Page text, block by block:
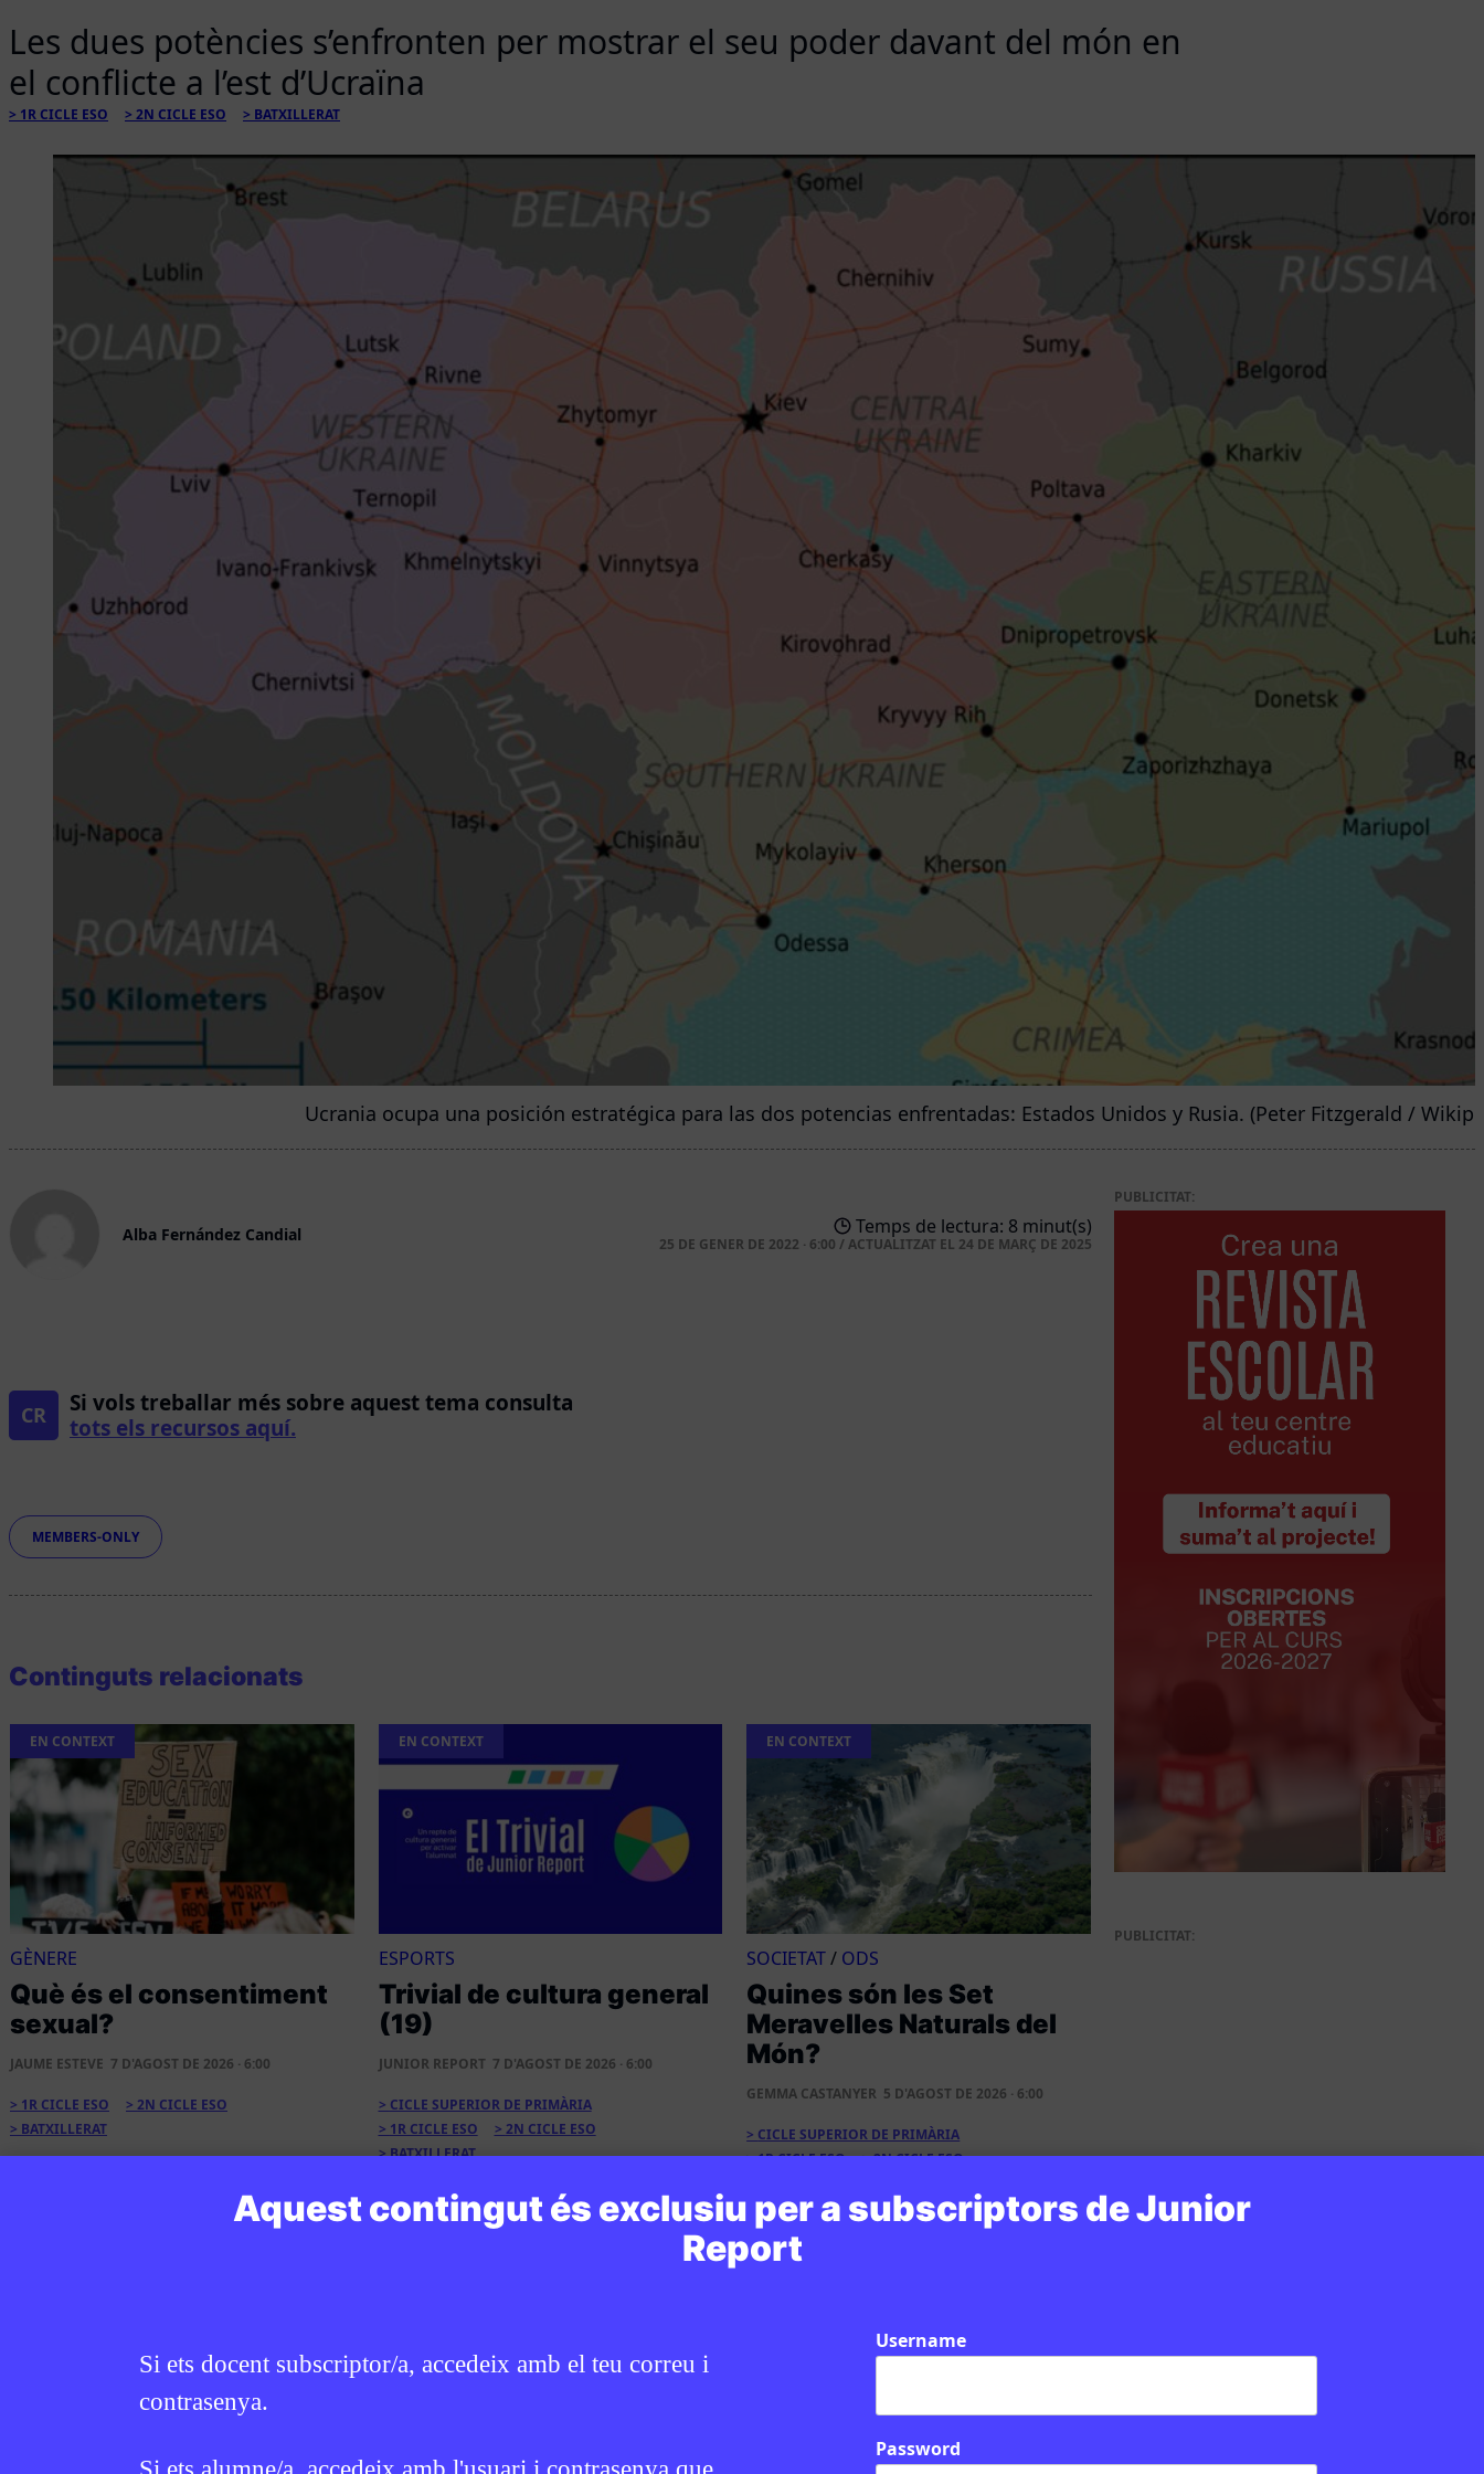
Les dues potències s’enfronten per mostrar el seu poder davant del món en
el conflicte a l’est d’Ucraïna
1R CICLE ESO 2N CICLE ESO BATXILLERAT
Ucrania ocupa una posición estratégica para las dos potencias enfrentadas: Estados Unidos y Rusia. (Peter Fitzgerald /
Alba Fernández Candial Temps de lectura: 8 minut(s)
25 DE GENER DE 2022 · 6:00 /ACTUALITZAT EL 24 DE MARÇ DE 2025
Aquest contingut és exclusiu per a subscriptors de Junior
Report
Si ets docent subscriptor/a, accedeix amb el teu correu i
contrasenya.
Username
Password
CR
Si vols treballar més sobre aquest tema consulta
tots els recursos aquí.
Etiquetes
MEMBERS-ONLY
Continguts relacionats
EN CONTEXT
GÈNERE
Què és el consentiment
sexual?
JAUME ESTEVE 7 D'AGOST DE 2026 · 6:00
1R CICLE ESO
2N CICLE ESO
BATXILLERAT
EN CONTEXT
ESPORTS
Trivial de cultura general
(19)
JUNIOR REPORT 7 D'AGOST DE 2026 · 6:00
CICLE SUPERIOR DE PRIMÀRIA
1R CICLE ESO
2N CICLE ESO
BATXILLERAT
EN CONTEXT
SOCIETAT/ ODS
Quines són les Set
Meravelles Naturals del
Món?
GEMMA CASTANYER 5 D'AGOST DE 2026 · 6:00
CICLE SUPERIOR DE PRIMÀRIA
1R CICLE ESO
2N CICLE ESO
PUBLICITAT:
PUBLICITAT: